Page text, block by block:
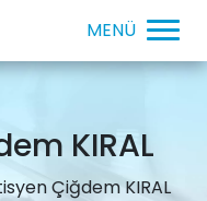
KIRAL
Çiğdem KIRAL